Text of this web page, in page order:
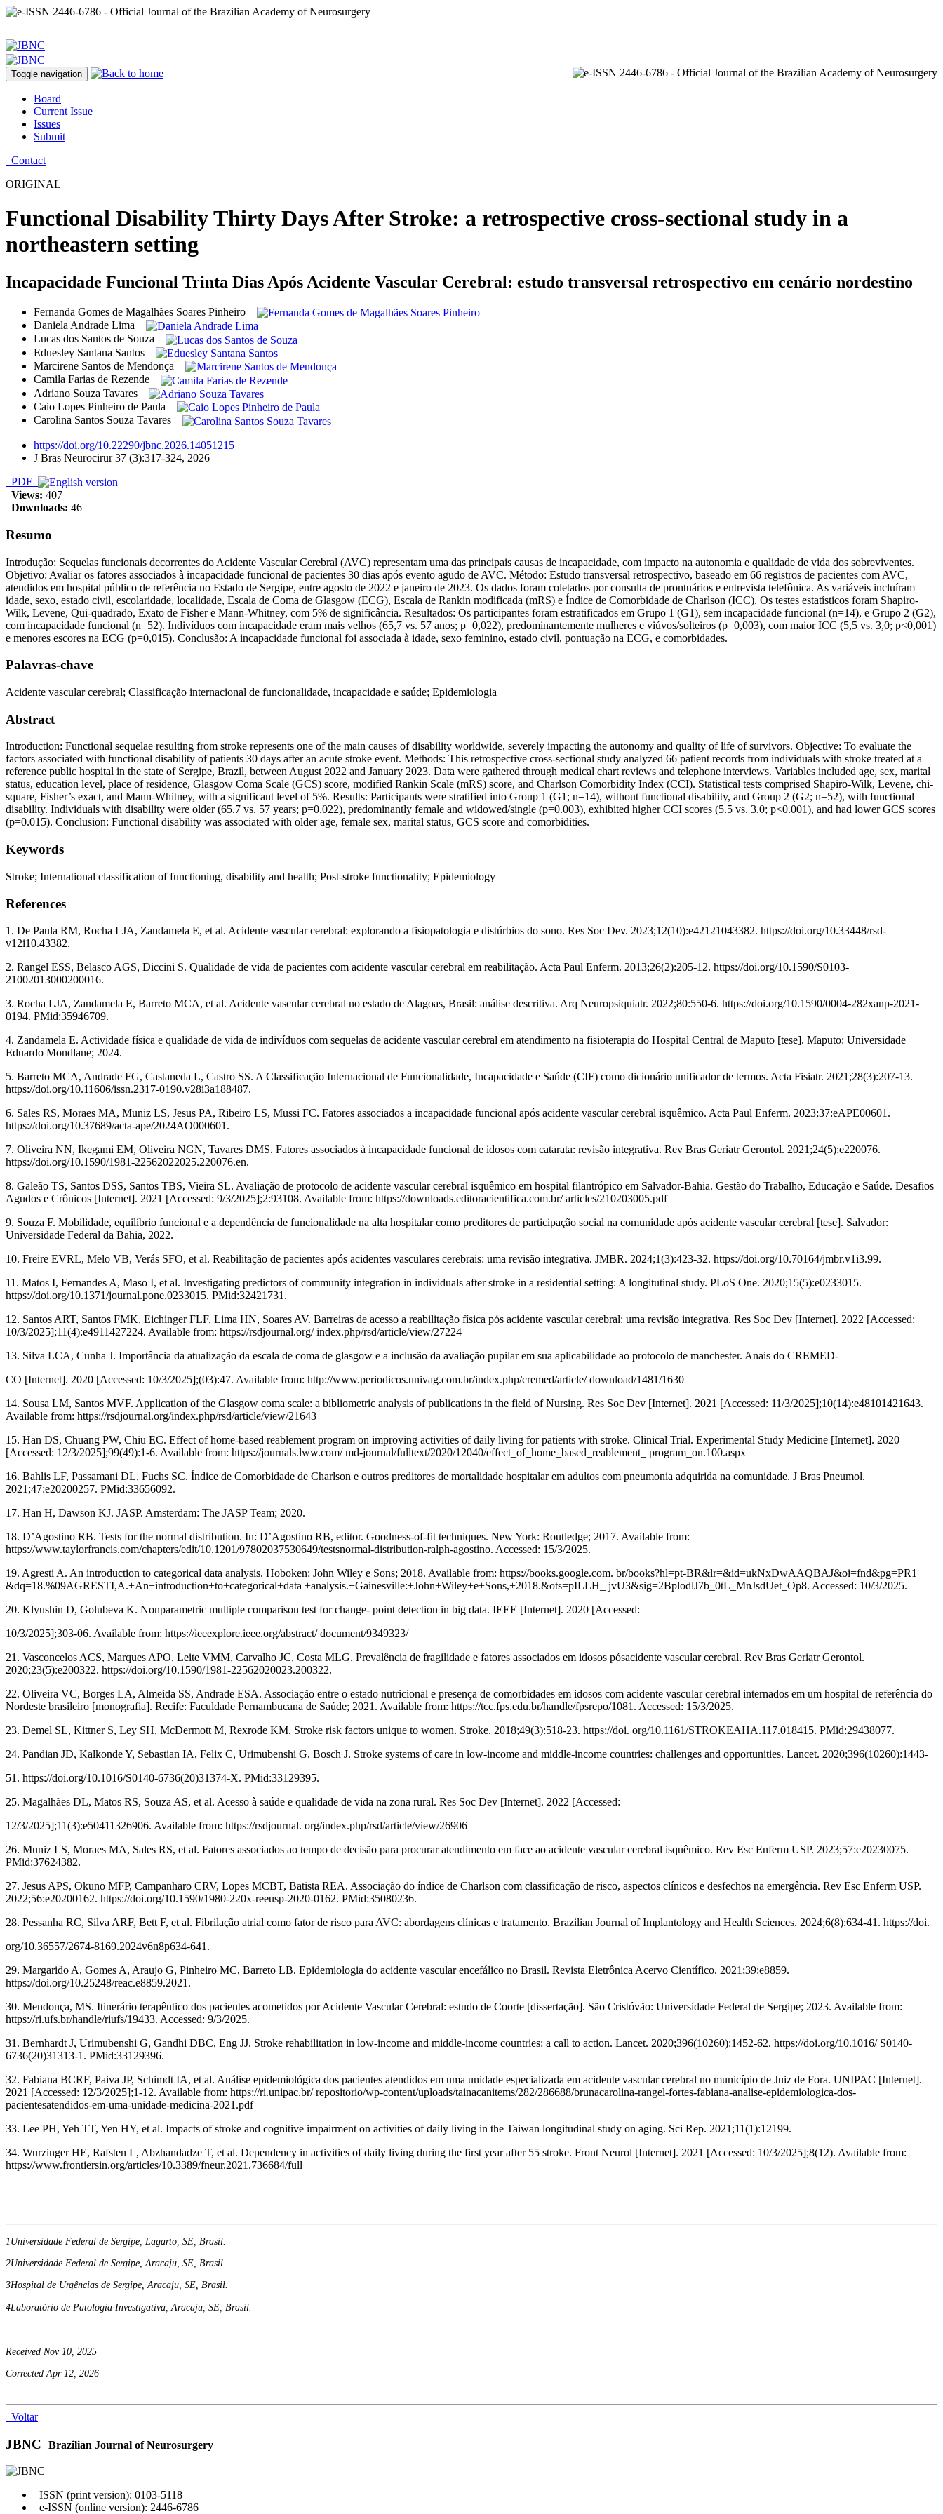
Toggle navigation
Board
Current Issue
Issues
Submit
Contact
ORIGINAL
Functional Disability Thirty Days After Stroke: a retrospective cross-sectional study in a
northeastern setting
Incapacidade Funcional Trinta Dias Após Acidente Vascular Cerebral: estudo transversal retrospectivo em cenário nordestino
Fernanda Gomes de Magalhães Soares Pinheiro
Daniela Andrade Lima
Lucas dos Santos de Souza
Eduesley Santana Santos
Marcirene Santos de Mendonça
Camila Farias de Rezende
Adriano Souza Tavares
Caio Lopes Pinheiro de Paula
Carolina Santos Souza Tavares
https://doi.org/10.22290/jbnc.2026.14051215
J Bras Neurocirur 37 (3):317-324, 2026
PDF
Views: 407
Downloads: 46
Resumo
Introdução: Sequelas funcionais decorrentes do Acidente Vascular Cerebral (AVC) representam uma das principais causas de incapacidade, com impacto na autonomia e qualidade de vida dos sobreviventes.
Objetivo: Avaliar os fatores associados à incapacidade funcional de pacientes 30 dias após evento agudo de AVC. Método: Estudo transversal retrospectivo, baseado em 66 registros de pacientes com AVC,
atendidos em hospital público de referência no Estado de Sergipe, entre agosto de 2022 e janeiro de 2023. Os dados foram coletados por consulta de prontuários e entrevista telefônica. As variáveis incluíram
idade, sexo, estado civil, escolaridade, localidade, Escala de Coma de Glasgow (ECG), Escala de Rankin modificada (mRS) e Índice de Comorbidade de Charlson (ICC). Os testes estatísticos foram Shapiro-
Wilk, Levene, Qui-quadrado, Exato de Fisher e Mann-Whitney, com 5% de significância. Resultados: Os participantes foram estratificados em Grupo 1 (G1), sem incapacidade funcional (n=14), e Grupo 2 (G2),
com incapacidade funcional (n=52). Indivíduos com incapacidade eram mais velhos (65,7 vs. 57 anos; p=0,022), predominantemente mulheres e viúvos/solteiros (p=0,003), com maior ICC (5,5 vs. 3,0; p<0,001)
e menores escores na ECG (p=0,015). Conclusão: A incapacidade funcional foi associada à idade, sexo feminino, estado civil, pontuação na ECG, e comorbidades.
Palavras-chave
Acidente vascular cerebral; Classificação internacional de funcionalidade, incapacidade e saúde; Epidemiologia
Abstract
Introduction: Functional sequelae resulting from stroke represents one of the main causes of disability worldwide, severely impacting the autonomy and quality of life of survivors. Objective: To evaluate the
factors associated with functional disability of patients 30 days after an acute stroke event. Methods: This retrospective cross-sectional study analyzed 66 patient records from individuals with stroke treated at a
reference public hospital in the state of Sergipe, Brazil, between August 2022 and January 2023. Data were gathered through medical chart reviews and telephone interviews. Variables included age, sex, marital
status, education level, place of residence, Glasgow Coma Scale (GCS) score, modified Rankin Scale (mRS) score, and Charlson Comorbidity Index (CCI). Statistical tests comprised Shapiro-Wilk, Levene, chi-
square, Fisher’s exact, and Mann-Whitney, with a significant level of 5%. Results: Participants were stratified into Group 1 (G1; n=14), without functional disability, and Group 2 (G2; n=52), with functional
disability. Individuals with disability were older (65.7 vs. 57 years; p=0.022), predominantly female and widowed/single (p=0.003), exhibited higher CCI scores (5.5 vs. 3.0; p<0.001), and had lower GCS scores
(p=0.015). Conclusion: Functional disability was associated with older age, female sex, marital status, GCS score and comorbidities.
Keywords
Stroke; International classification of functioning, disability and health; Post-stroke functionality; Epidemiology
References
1. De Paula RM, Rocha LJA, Zandamela E, et al. Acidente vascular cerebral: explorando a fisiopatologia e distúrbios do sono. Res Soc Dev. 2023;12(10):e42121043382. https://doi.org/10.33448/rsd-
v12i10.43382.
2. Rangel ESS, Belasco AGS, Diccini S. Qualidade de vida de pacientes com acidente vascular cerebral em reabilitação. Acta Paul Enferm. 2013;26(2):205-12. https://doi.org/10.1590/S0103-
21002013000200016.
3. Rocha LJA, Zandamela E, Barreto MCA, et al. Acidente vascular cerebral no estado de Alagoas, Brasil: análise descritiva. Arq Neuropsiquiatr. 2022;80:550-6. https://doi.org/10.1590/0004-282xanp-2021-
0194. PMid:35946709.
4. Zandamela E. Actividade física e qualidade de vida de indivíduos com sequelas de acidente vascular cerebral em atendimento na fisioterapia do Hospital Central de Maputo [tese]. Maputo: Universidade
Eduardo Mondlane; 2024.
5. Barreto MCA, Andrade FG, Castaneda L, Castro SS. A Classificação Internacional de Funcionalidade, Incapacidade e Saúde (CIF) como dicionário unificador de termos. Acta Fisiatr. 2021;28(3):207-13.
https://doi.org/10.11606/issn.2317-0190.v28i3a188487.
6. Sales RS, Moraes MA, Muniz LS, Jesus PA, Ribeiro LS, Mussi FC. Fatores associados a incapacidade funcional após acidente vascular cerebral isquêmico. Acta Paul Enferm. 2023;37:eAPE00601.
https://doi.org/10.37689/acta-ape/2024AO000601.
7. Oliveira NN, Ikegami EM, Oliveira NGN, Tavares DMS. Fatores associados à incapacidade funcional de idosos com catarata: revisão integrativa. Rev Bras Geriatr Gerontol. 2021;24(5):e220076.
https://doi.org/10.1590/1981-22562022025.220076.en.
8. Galeão TS, Santos DSS, Santos TBS, Vieira SL. Avaliação de protocolo de acidente vascular cerebral isquêmico em hospital filantrópico em Salvador-Bahia. Gestão do Trabalho, Educação e Saúde. Desafios
Agudos e Crônicos [Internet]. 2021 [Accessed: 9/3/2025];2:93108. Available from: https://downloads.editoracientifica.com.br/ articles/210203005.pdf
9. Souza F. Mobilidade, equilíbrio funcional e a dependência de funcionalidade na alta hospitalar como preditores de participação social na comunidade após acidente vascular cerebral [tese]. Salvador:
Universidade Federal da Bahia, 2022.
10. Freire EVRL, Melo VB, Verás SFO, et al. Reabilitação de pacientes após acidentes vasculares cerebrais: uma revisão integrativa. JMBR. 2024;1(3):423-32. https://doi.org/10.70164/jmbr.v1i3.99.
11. Matos I, Fernandes A, Maso I, et al. Investigating predictors of community integration in individuals after stroke in a residential setting: A longitutinal study. PLoS One. 2020;15(5):e0233015.
https://doi.org/10.1371/journal.pone.0233015. PMid:32421731.
12. Santos ART, Santos FMK, Eichinger FLF, Lima HN, Soares AV. Barreiras de acesso a reabilitação física pós acidente vascular cerebral: uma revisão integrativa. Res Soc Dev [Internet]. 2022 [Accessed:
10/3/2025];11(4):e4911427224. Available from: https://rsdjournal.org/ index.php/rsd/article/view/27224
13. Silva LCA, Cunha J. Importância da atualização da escala de coma de glasgow e a inclusão da avaliação pupilar em sua aplicabilidade ao protocolo de manchester. Anais do CREMED-
CO [Internet]. 2020 [Accessed: 10/3/2025];(03):47. Available from: http://www.periodicos.univag.com.br/index.php/cremed/article/ download/1481/1630
14. Sousa LM, Santos MVF. Application of the Glasgow coma scale: a bibliometric analysis of publications in the field of Nursing. Res Soc Dev [Internet]. 2021 [Accessed: 11/3/2025];10(14):e48101421643.
Available from: https://rsdjournal.org/index.php/rsd/article/view/21643
15. Han DS, Chuang PW, Chiu EC. Effect of home-based reablement program on improving activities of daily living for patients with stroke. Clinical Trial. Experimental Study Medicine [Internet]. 2020
[Accessed: 12/3/2025];99(49):1-6. Available from: https://journals.lww.com/ md-journal/fulltext/2020/12040/effect_of_home_based_reablement_ program_on.100.aspx
16. Bahlis LF, Passamani DL, Fuchs SC. Índice de Comorbidade de Charlson e outros preditores de mortalidade hospitalar em adultos com pneumonia adquirida na comunidade. J Bras Pneumol.
2021;47:e20200257. PMid:33656092.
17. Han H, Dawson KJ. JASP. Amsterdam: The JASP Team; 2020.
18. D’Agostino RB. Tests for the normal distribution. In: D’Agostino RB, editor. Goodness-of-fit techniques. New York: Routledge; 2017. Available from:
https://www.taylorfrancis.com/chapters/edit/10.1201/97802037530649/testsnormal-distribution-ralph-agostino. Accessed: 15/3/2025.
19. Agresti A. An introduction to categorical data analysis. Hoboken: John Wiley e Sons; 2018. Available from: https://books.google.com. br/books?hl=pt-BR&lr=&id=ukNxDwAAQBAJ&oi=fnd&pg=PR1
&dq=18.%09AGRESTI,A.+An+introduction+to+categorical+data +analysis.+Gainesville:+John+Wiley+e+Sons,+2018.&ots=pILLH_ jvU3&sig=2BplodlJ7b_0tL_MnJsdUet_Op8. Accessed: 10/3/2025.
20. Klyushin D, Golubeva K. Nonparametric multiple comparison test for change- point detection in big data. IEEE [Internet]. 2020 [Accessed:
10/3/2025];303-06. Available from: https://ieeexplore.ieee.org/abstract/ document/9349323/
21. Vasconcelos ACS, Marques APO, Leite VMM, Carvalho JC, Costa MLG. Prevalência de fragilidade e fatores associados em idosos pósacidente vascular cerebral. Rev Bras Geriatr Gerontol.
2020;23(5):e200322. https://doi.org/10.1590/1981-22562020023.200322.
22. Oliveira VC, Borges LA, Almeida SS, Andrade ESA. Associação entre o estado nutricional e presença de comorbidades em idosos com acidente vascular cerebral internados em um hospital de referência do
Nordeste brasileiro [monografia]. Recife: Faculdade Pernambucana de Saúde; 2021. Available from: https://tcc.fps.edu.br/handle/fpsrepo/1081. Accessed: 15/3/2025.
23. Demel SL, Kittner S, Ley SH, McDermott M, Rexrode KM. Stroke risk factors unique to women. Stroke. 2018;49(3):518-23. https://doi. org/10.1161/STROKEAHA.117.018415. PMid:29438077.
24. Pandian JD, Kalkonde Y, Sebastian IA, Felix C, Urimubenshi G, Bosch J. Stroke systems of care in low-income and middle-income countries: challenges and opportunities. Lancet. 2020;396(10260):1443-
51. https://doi.org/10.1016/S0140-6736(20)31374-X. PMid:33129395.
25. Magalhães DL, Matos RS, Souza AS, et al. Acesso à saúde e qualidade de vida na zona rural. Res Soc Dev [Internet]. 2022 [Accessed:
12/3/2025];11(3):e50411326906. Available from: https://rsdjournal. org/index.php/rsd/article/view/26906
26. Muniz LS, Moraes MA, Sales RS, et al. Fatores associados ao tempo de decisão para procurar atendimento em face ao acidente vascular cerebral isquêmico. Rev Esc Enferm USP. 2023;57:e20230075.
PMid:37624382.
27. Jesus APS, Okuno MFP, Campanharo CRV, Lopes MCBT, Batista REA. Associação do índice de Charlson com classificação de risco, aspectos clínicos e desfechos na emergência. Rev Esc Enferm USP.
2022;56:e20200162. https://doi.org/10.1590/1980-220x-reeusp-2020-0162. PMid:35080236.
28. Pessanha RC, Silva ARF, Bett F, et al. Fibrilação atrial como fator de risco para AVC: abordagens clínicas e tratamento. Brazilian Journal of Implantology and Health Sciences. 2024;6(8):634-41. https://doi.
org/10.36557/2674-8169.2024v6n8p634-641.
29. Margarido A, Gomes A, Araujo G, Pinheiro MC, Barreto LB. Epidemiologia do acidente vascular encefálico no Brasil. Revista Eletrônica Acervo Científico. 2021;39:e8859.
https://doi.org/10.25248/reac.e8859.2021.
30. Mendonça, MS. Itinerário terapêutico dos pacientes acometidos por Acidente Vascular Cerebral: estudo de Coorte [dissertação]. São Cristóvão: Universidade Federal de Sergipe; 2023. Available from:
https://ri.ufs.br/handle/riufs/19433. Accessed: 9/3/2025.
31. Bernhardt J, Urimubenshi G, Gandhi DBC, Eng JJ. Stroke rehabilitation in low-income and middle-income countries: a call to action. Lancet. 2020;396(10260):1452-62. https://doi.org/10.1016/ S0140-
6736(20)31313-1. PMid:33129396.
32. Fabiana BCRF, Paiva JP, Schimdt IA, et al. Análise epidemiológica dos pacientes atendidos em uma unidade especializada em acidente vascular cerebral no município de Juiz de Fora. UNIPAC [Internet].
2021 [Accessed: 12/3/2025];1-12. Available from: https://ri.unipac.br/ repositorio/wp-content/uploads/tainacanitems/282/286688/brunacarolina-rangel-fortes-fabiana-analise-epidemiologica-dos-
pacientesatendidos-em-uma-unidade-medicina-2021.pdf
33. Lee PH, Yeh TT, Yen HY, et al. Impacts of stroke and cognitive impairment on activities of daily living in the Taiwan longitudinal study on aging. Sci Rep. 2021;11(1):12199.
34. Wurzinger HE, Rafsten L, Abzhandadze T, et al. Dependency in activities of daily living during the first year after 55 stroke. Front Neurol [Internet]. 2021 [Accessed: 10/3/2025];8(12). Available from:
https://www.frontiersin.org/articles/10.3389/fneur.2021.736684/full
1Universidade Federal de Sergipe, Lagarto, SE, Brasil.
2Universidade Federal de Sergipe, Aracaju, SE, Brasil.
3Hospital de Urgências de Sergipe, Aracaju, SE, Brasil.
4Laboratório de Patologia Investigativa, Aracaju, SE, Brasil.
Received Nov 10, 2025
Corrected Apr 12, 2026
Voltar
JBNC Brazilian Journal of Neurosurgery
ISSN (print version): 0103-5118
e-ISSN (online version): 2446-6786